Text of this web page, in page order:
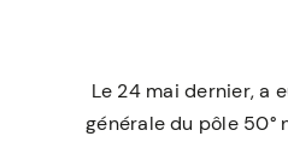
Le 24 mai dernier, a
générale du pôle 50°